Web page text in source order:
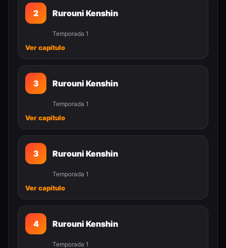
2 Rurouni Kenshin
Temporada 1
Ver capítulo
3 Rurouni Kenshin
Temporada 1
Ver capítulo
3 Rurouni Kenshin
Temporada 1
Ver capítulo
4 Rurouni Kenshin
Temporada 1